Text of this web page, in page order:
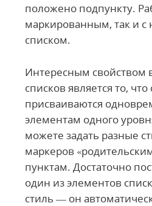
положено подпункту.
маркированным, так и
списком.
Интересным свойством
списков является то, что
присваиваются
элементам одного
можете задать разные
маркеров
пунктам. Достаточно
один из элементов
стиль — он